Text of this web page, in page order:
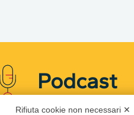
Podcast
Rifiuta cookie non necessari ✕